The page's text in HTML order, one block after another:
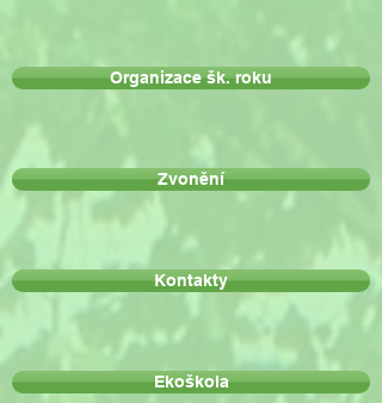
Organizace šk. roku
Zvonění
Kontakty
Ekoškola